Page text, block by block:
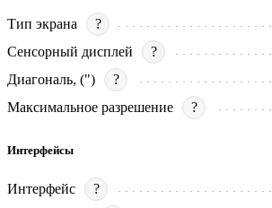
Тип экрана
?
Сенсорный дисплей
?
Диагональ, (")
?
Максимальное разрешение
?
Интерфейсы
Интерфейс
?